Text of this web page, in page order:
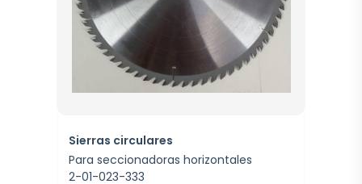
Sierras circulares
Para seccionadoras horizontales
2-01-023-333